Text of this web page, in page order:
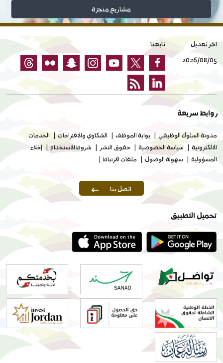
مشاريع منجزة
اخر تعديل
2026/08/05
تابعنا
روابط سريعة
مدونة السلوك الوظيفي بوابة الموظف الشكاوي والاقتراحات
الخدمات
الالكترونية
سياسة الخصوصية حقوق النشر شروط الاستخدام
إخلاء
المسؤولية
سهولة الوصول ملفات الارتباط
اتصل بنا
تحميل التطبيق